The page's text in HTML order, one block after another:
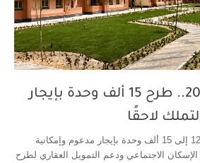
الإيجار العادي 2026.. طرح 15 ألف وحدة بإيجار
لاحقًا
الإيجار العادي 2026.. طرح 12 إلى 15 ألف وحدة بإيجار مدعوم وإمكانية
الاجتماعي ودعم التمويل العقاري لطرح